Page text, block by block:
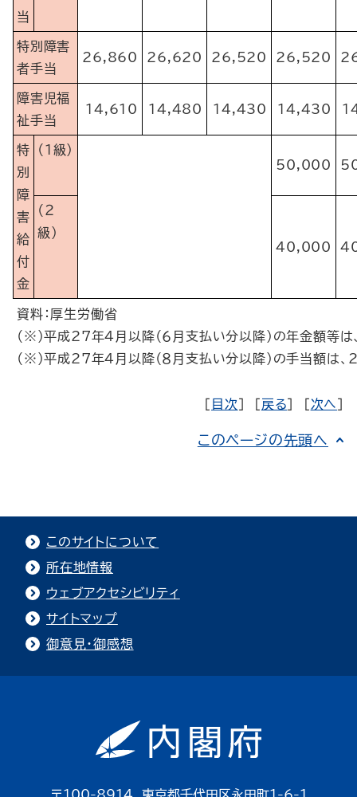
当
特別障害
者手当
26,860 26,620 26,520 26,520
障害児福
祉手当
14,610 14,480 14,430 14,430
特
別
障
害
給
付
金
（１級）
50,000
（２
級）
40,000
資料：厚生労働省
（※）平成27年４月以降（６月支払い分以降）の年金額等
（※）平成27年４月以降（８月支払い分以降）の手当額は
目次 戻る 次へ
このページの先頭へ
このサイトについて
所在地情報
ウェブアクセシビリティ
サイトマップ
御意見・御感想